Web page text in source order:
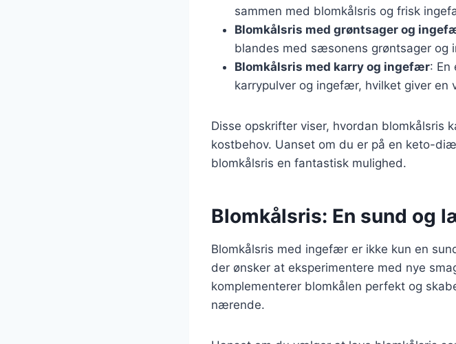
sammen med blomkålsris og frisk
Blomkålsris med grøntsager og
blandes med sæsonens grøntsager og
Blomkålsris med karry og ingefær: En
karrypulver og ingefær, hvilket giver en
Disse opskrifter viser, hvordan blomkålsris
kostbehov. Uanset om du er på en keto-
blomkålsris en fantastisk mulighed.
Blomkålsris: En sund og
Blomkålsris med ingefær er ikke kun en
der ønsker at eksperimentere med nye
komplementerer blomkålen perfekt og
nærende.